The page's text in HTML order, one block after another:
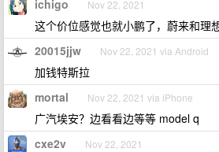
ichigo Nov 22, 2021
这个价位感觉也就小鹏了，蔚来和理
20015jjw Nov 22, 2021 via Android
加钱特斯拉
mortal Nov 22, 2021 via iPhone
广汽埃安？边看看边等等 model q
cxe2v Nov 22, 2021